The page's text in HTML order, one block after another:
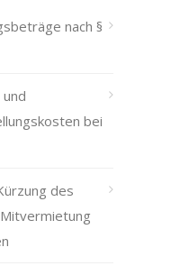
nach §
bei
des